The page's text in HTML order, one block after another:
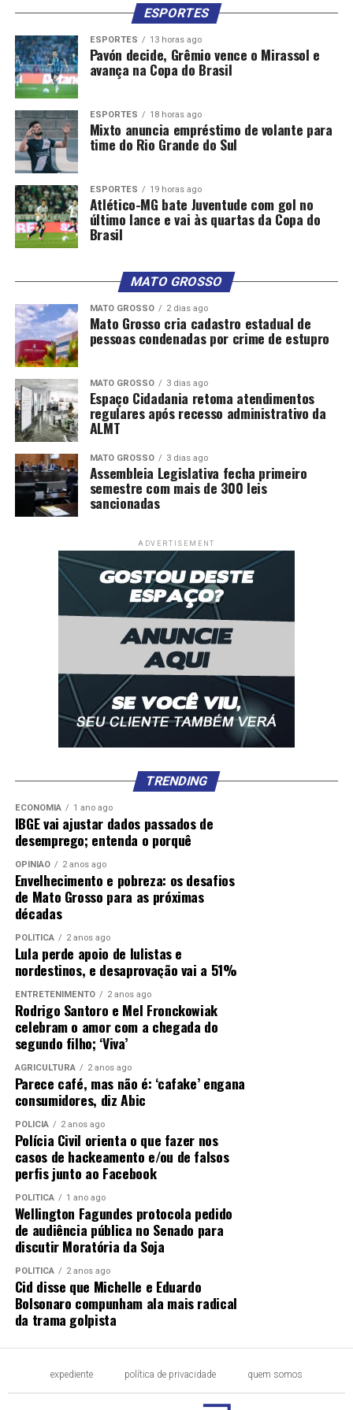
ESPORTES
ESPORTES 13 horas ago
Pavón decide, Grêmio vence o Mirassol e
avança na Copa do Brasil
ESPORTES 18 horas ago
Mixto anuncia empréstimo de volante para
time do Rio Grande do Sul
ESPORTES 19 horas ago
Atlético-MG bate Juventude com gol no
último lance e vai às quartas da Copa do
Brasil
MATO GROSSO
MATO GROSSO 2 dias ago
Mato Grosso cria cadastro estadual de
pessoas condenadas por crime de estupro
MATO GROSSO 3 dias ago
Espaço Cidadania retoma atendimentos
regulares após recesso administrativo da
ALMT
MATO GROSSO 3 dias ago
Assembleia Legislativa fecha primeiro
semestre com mais de 300 leis
sancionadas
ADVERTISEMENT
TRENDING
ECONOMIA 1 ano ago
IBGE vai ajustar dados passados de
desemprego; entenda o porquê
OPINIÃO 2 anos ago
Envelhecimento e pobreza: os desafios
de Mato Grosso para as próximas
décadas
POLÍTICA 2 anos ago
Lula perde apoio de lulistas e
nordestinos, e desaprovação vai a 51%
ENTRETENIMENTO 2 anos ago
Rodrigo Santoro e Mel Fronckowiak
celebram o amor com a chegada do
segundo filho; ‘Viva’
AGRICULTURA 2 anos ago
Parece café, mas não é: ‘cafake’ engana
consumidores, diz Abic
POLÍCIA 2 anos ago
Polícia Civil orienta o que fazer nos
casos de hackeamento e/ou de falsos
perfis junto ao Facebook
POLÍTICA 1 ano ago
Wellington Fagundes protocola pedido
de audiência pública no Senado para
discutir Moratória da Soja
POLÍTICA 2 anos ago
Cid disse que Michelle e Eduardo
Bolsonaro compunham ala mais radical
da trama golpista
expediente política de privacidade quem somos